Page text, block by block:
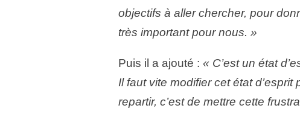
objectifs à aller chercher, pour
très important pour nous. »
Puis il a ajouté : « C’est un état
Il faut vite modifier cet état
repartir, c’est de mettre cette